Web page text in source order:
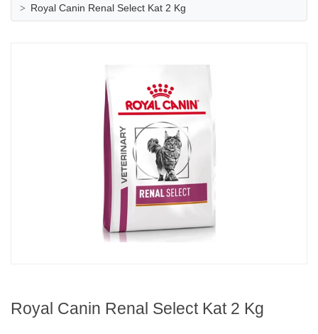
Royal Canin Renal Select Kat 2 Kg
Royal Canin Renal Select Kat 2 Kg